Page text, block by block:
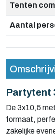
Tenten
Aantal
Partytent
De 3x10,5
formaat,
zakelijke